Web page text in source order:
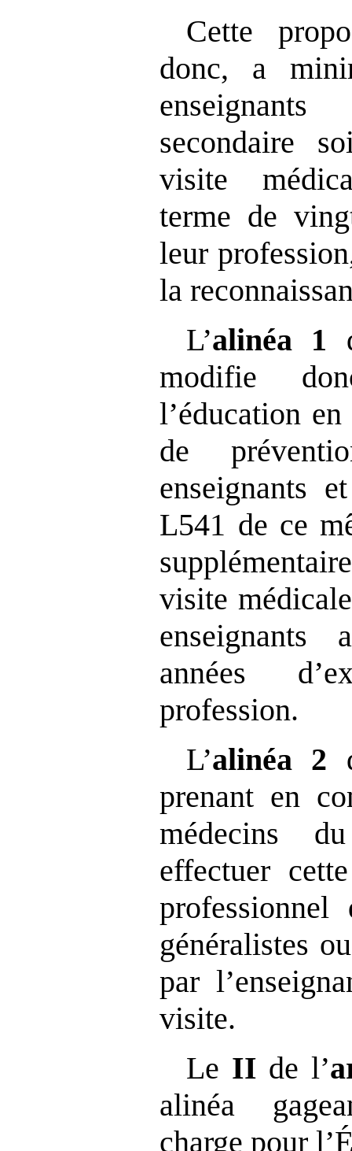
Cette
donc, a
secondaire
visite
terme de
leur
la
L’alinéa 1
modifie
l’éducation
de
enseignants
L541 de ce
visite
années
profession.
L’alinéa 2
prenant en
médecins
effectuer
professionnel
généralistes
par
visite.
Le II de l’
alinéa
charge pour